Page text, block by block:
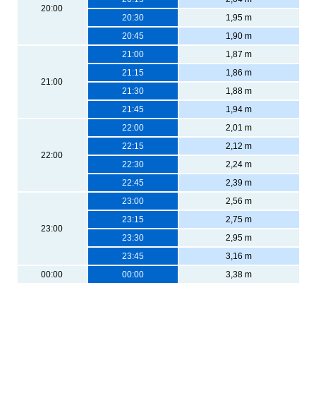
20:00
20:30
1,95 m
20:45
1,90 m
21:00
21:00
1,87 m
21:15
1,86 m
21:30
1,88 m
21:45
1,94 m
22:00
22:00
2,01 m
22:15
2,12 m
22:30
2,24 m
22:45
2,39 m
23:00
23:00
2,56 m
23:15
2,75 m
23:30
2,95 m
23:45
3,16 m
00:00
00:00 3,38 m